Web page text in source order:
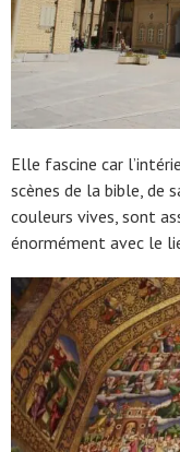
Elle fascine car
scènes de la bible, de
couleurs vives, sont
énormément avec le